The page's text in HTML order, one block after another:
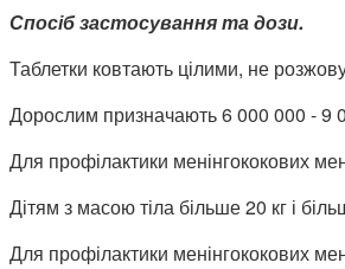
Спосіб застосування та дози.
Таблетки ковтають цілими, не
Дорослим призначають 6 000 000 - 9
Для профілактики менінгококових
Дітям з масою тіла більше 20 кг і
Для профілактики менінгококових